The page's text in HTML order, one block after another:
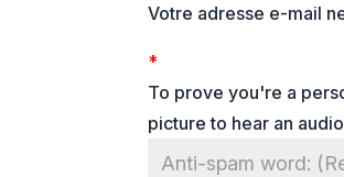
Votre adresse e-mail
*
To prove you're a
picture to hear an